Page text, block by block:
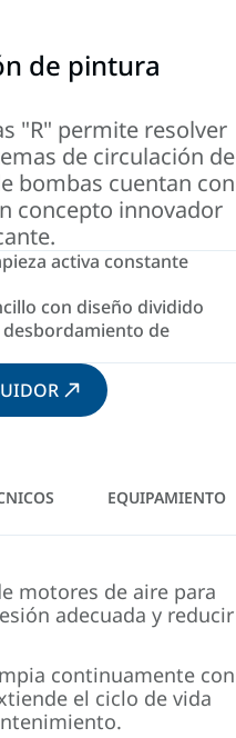
de pintura
"R" permite resolver
de circulación de
bombas cuentan con
concepto innovador
activa constante
con diseño dividido
de
EQUIPAMIENTO
motores de aire para
adecuada y reducir
continuamente con
el ciclo de vida